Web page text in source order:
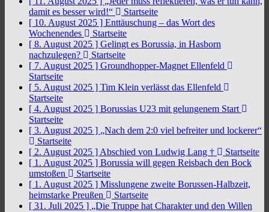
damit es besser wird!“
Startseite
[ 10. August 2025 ] Enttäuschung – das Wort des
Wochenendes
Startseite
[ 8. August 2025 ] Gelingt es Borussia, in Hasborn
nachzulegen?
Startseite
[ 7. August 2025 ] Groundhopper-Magnet Ellenfeld
Startseite
[ 5. August 2025 ] Tim Klein verlässt das Ellenfeld
Startseite
[ 4. August 2025 ] Borussias U23 mit gelungenem Start
Startseite
[ 3. August 2025 ] „Nach dem 2:0 viel befreiter und lockerer“
Startseite
[ 2. August 2025 ] Abschied von Ludwig Lang †
Startseite
[ 1. August 2025 ] Borussia will gegen Reisbach den Bock
umstoßen
Startseite
[ 1. August 2025 ] Misslungene zweite Borussen-Halbzeit,
heimstarke Preußen
Startseite
[ 31. Juli 2025 ] „Die Truppe hat Charakter und den Willen